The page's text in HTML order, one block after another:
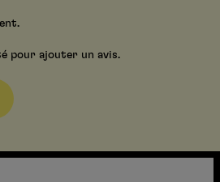
pour ajouter un avis.